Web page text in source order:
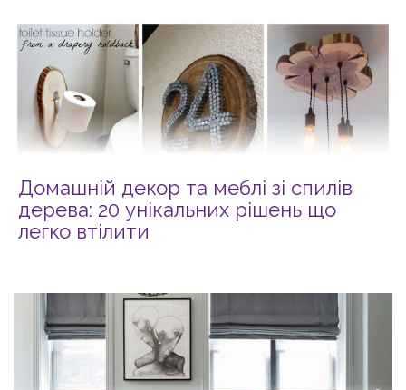
Домашній декор та меблі зі спилів
дерева: 20 унікальних рішень що
легко втілити